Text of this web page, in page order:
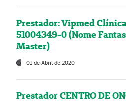
Prestador: Vipmed
51004349-0 (Nome
Master)
01 de Abril de 2020
Prestador CENTRO DE